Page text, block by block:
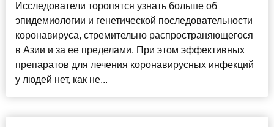
Исследователи торопятся узнать больше об
эпидемиологии и генетической последовательности
коронавируса, стремительно распространяющегося
в Азии и за ее пределами. При этом эффективных
препаратов для лечения коронавирусных инфекций
у людей нет, как не...